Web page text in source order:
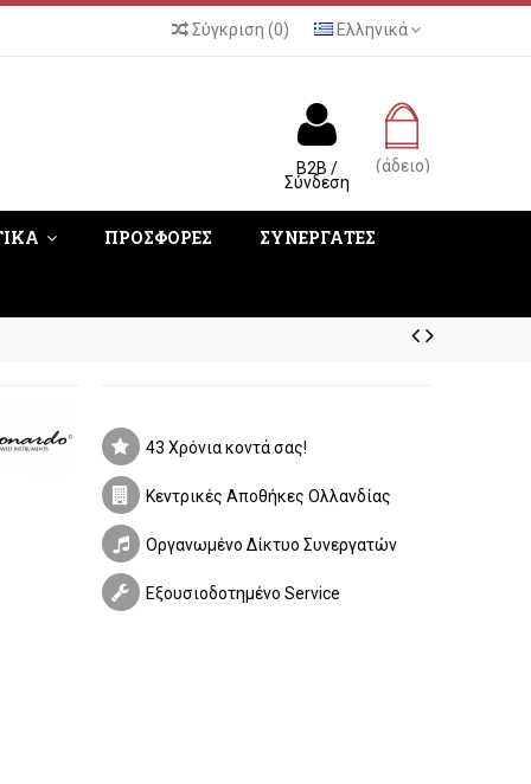
Ελληνικά
Σύγκριση (0)
(άδειο)
B2B /
Σύνδεση
ΠΡΟΣΦΟΡΕΣ ΣΥΝΕΡΓΑΤΕΣ
43 Χρόνια κοντά σας!
Κεντρικές Αποθήκες Ολλανδίας
Οργανωμένο Δίκτυο Συνεργατών
Εξουσιοδοτημένο Service